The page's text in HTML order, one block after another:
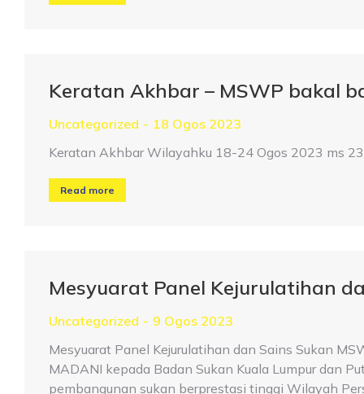
Keratan Akhbar – MSWP bakal
Uncategorized
18 Ogos 2023
Keratan Akhbar Wilayahku 18-24 Ogos 2023 ms
Read more
Mesyuarat Panel Kejurulatihan
Uncategorized
9 Ogos 2023
Mesyuarat Panel Kejurulatihan dan Sains Sukan
MADANI kepada Badan Sukan Kuala Lumpur dan
pembangunan sukan berprestasi tinggi Wilayah